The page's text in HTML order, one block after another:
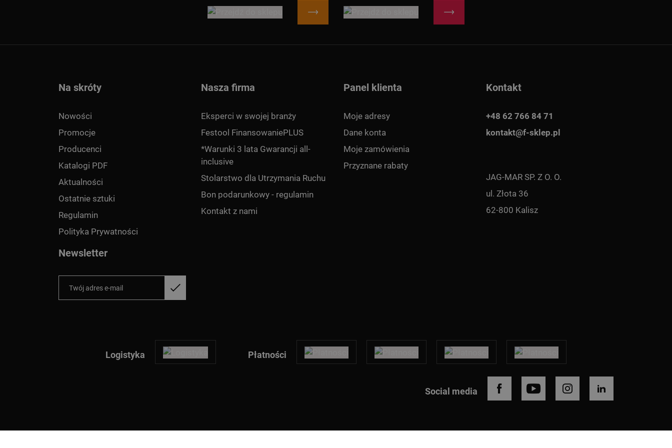
Na skróty
Nowości
Promocje
Producenci
Katalogi PDF
Aktualności
Ostatnie sztuki
Regulamin
Polityka Prywatności
Nasza firma
Eksperci w swojej branży
Festool FinansowaniePLUS
*Warunki 3 lata Gwarancji all-
inclusive
Stolarstwo dla Utrzymania Ruchu
Bon podarunkowy - regulamin
Kontakt z nami
Panel klienta
Moje adresy
Dane konta
Moje zamówienia
Przyznane rabaty
Kontakt
+48 62 766 84 71
kontakt@f-sklep.pl
JAG-MAR SP. Z O. O.
ul. Złota 36
62-800 Kalisz
Newsletter
Logistyka Płatności
Social media FACEBOOK YOUTUBE INSTAGRAMLINKEDIN